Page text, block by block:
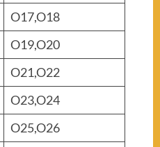
O17,O18
O19,O20
O21,O22
O23,O24
O25,O26